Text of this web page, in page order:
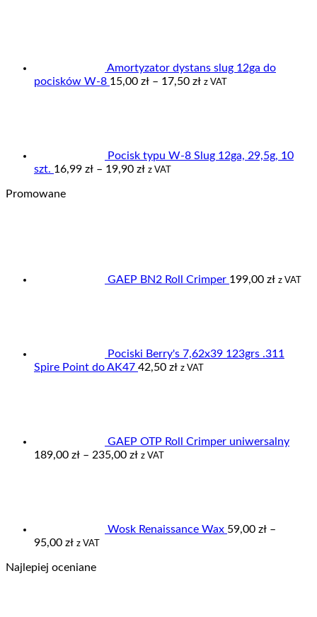
Amortyzator dystans slug 12ga do
pocisków W-8 15,00 zł – 17,50 złZakres
z VAT
Pocisk typu W-8 Slug 12ga, 29,5g, 10
szt. 16,99 zł – 19,90 złZakres
z VAT
Promowane
GAEP BN2 Roll Crimper 199,00 zł z VAT
Pociski Berry's 7,62x39 123grs .311
Spire Point do AK47 42,50 zł z VAT
GAEP OTP Roll Crimper uniwersalny
189,00 zł – 235,00 złZakres
z VAT
Wosk Renaissance Wax 59,00 zł –
95,00 złZakres
od
z VAT
Najlepiej oceniane